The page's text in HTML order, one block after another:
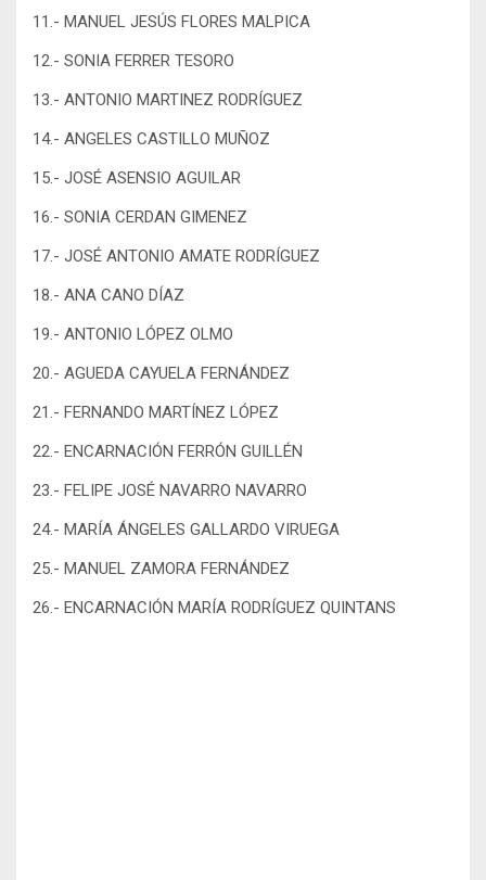
11.- MANUEL JESÚS FLORES MALPICA
12.- SONIA FERRER TESORO
13.- ANTONIO MARTINEZ RODRÍGUEZ
14.- ANGELES CASTILLO MUÑOZ
15.- JOSÉ ASENSIO AGUILAR
16.- SONIA CERDAN GIMENEZ
17.- JOSÉ ANTONIO AMATE RODRÍGUEZ
18.- ANA CANO DÍAZ
19.- ANTONIO LÓPEZ OLMO
20.- AGUEDA CAYUELA FERNÁNDEZ
21.- FERNANDO MARTÍNEZ LÓPEZ
22.- ENCARNACIÓN FERRÓN GUILLÉN
23.- FELIPE JOSÉ NAVARRO NAVARRO
24.- MARÍA ÁNGELES GALLARDO VIRUEGA
25.- MANUEL ZAMORA FERNÁNDEZ
26.- ENCARNACIÓN MARÍA RODRÍGUEZ QUINTANS